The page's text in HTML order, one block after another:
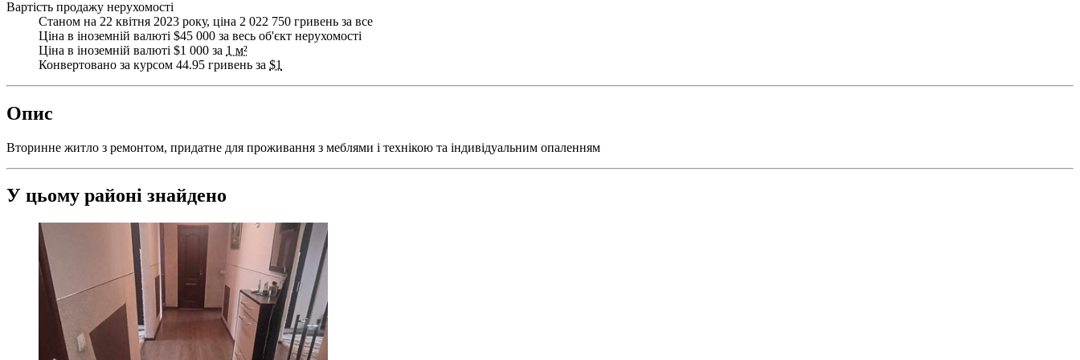
Вартість продажу нерухомості
Станом на 22 квітня 2023 року, ціна 2 022 750 гривень за все
Ціна в іноземній валюті $45 000 за весь об'єкт нерухомості
Ціна в іноземній валюті $1 000 за 1 м²
Конвертовано за курсом 44.95 гривень за $1
Опис
Вторинне житло з ремонтом, придатне для проживання з меблями і технікою та індивідуальним опаленням
У цьому районі знайдено